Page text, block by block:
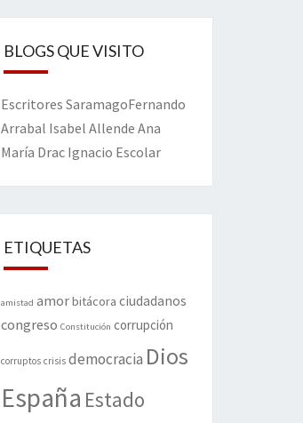
BLOGS QUE VISITO
Escritores SaramagoFernando
Arrabal Isabel Allende Ana
María Drac Ignacio Escolar
ETIQUETAS
amistad amorbitácora ciudadanos
congreso Constitución corrupción
corruptos crisis democracia Dios
España Estado